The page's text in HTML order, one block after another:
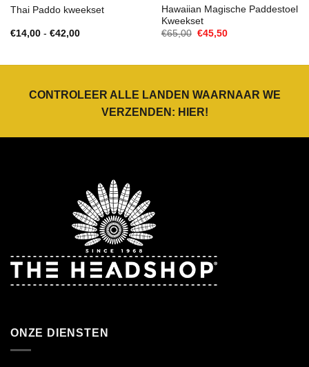
Thai Paddo kweekset
€14,00 - €42,00Prijsklasse:
Hawaiian Magische Paddestoel
Kweekset
€65,00 Oorspronkelijke
€45,50Huidige
CONTROLEER ALLE LANDEN WAARNAAR WE
VERZENDEN: HIER!
ONZE DIENSTEN